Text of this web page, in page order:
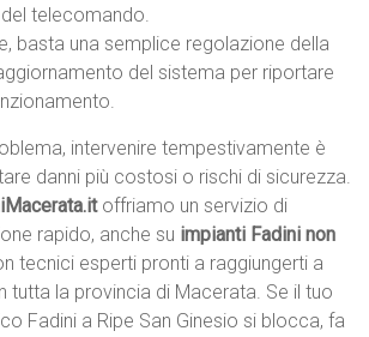
telecomando.
basta una semplice regolazione della
del sistema per riportare
intervenire tempestivamente è
danni più costosi o rischi di sicurezza.
offriamo un servizio di
rapido, anche su impianti Fadini non
tecnici esperti pronti a raggiungerti a
tutta la provincia di Macerata. Se il tuo
Fadini a Ripe San Ginesio si blocca, fa